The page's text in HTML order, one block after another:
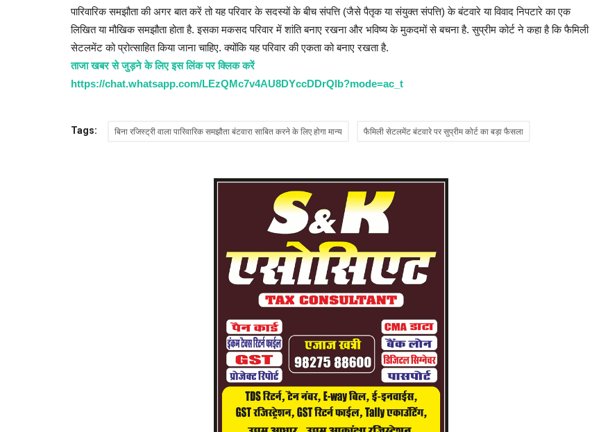
पारिवारिक समझौता की अगर बात करें तो यह परिवार के सदस्यों के बीच संपत्ति (जैसे पैतृक या संयुक्त संपत्ति) के बंटवारे या विवाद निपटारे का एक
लिखित या मौखिक समझौता होता है. इसका मकसद परिवार में शांति बनाए रखना और भविष्य के मुकदमों से बचना है. सुप्रीम कोर्ट ने कहा है कि फैमिली
सेटलमेंट को प्रोत्साहित किया जाना चाहिए. क्योंकि यह परिवार की एकता को बनाए रखता है.
ताजा खबर से जुड़ने के लिए इस लिंक पर क्लिक करें
https://chat.whatsapp.com/LEzQMc7v4AU8DYccDDrQlb?mode=ac_t
Tags: बिना रजिस्ट्री वाला पारिवारिक समझौता बंटवारा साबित करने के लिए होगा मान्य फैमिली सेटलमेंट बंटवारे पर सुप्रीम कोर्ट का बड़ा फैसला
your digital marksheet...